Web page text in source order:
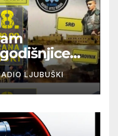
BlažaLJUBUŠKI